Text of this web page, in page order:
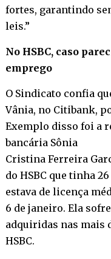
fortes, garantindo
leis.”
No HSBC, caso
emprego
O Sindicato confia
Vânia, no Citibank,
Exemplo disso foi a
bancária Sônia
Cristina Ferreira
do HSBC que tinha
estava de licença
6 de janeiro. Ela
adquiridas nas mais
HSBC.